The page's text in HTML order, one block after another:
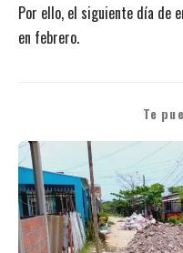
Por ello, el siguiente día de
en febrero.
Te